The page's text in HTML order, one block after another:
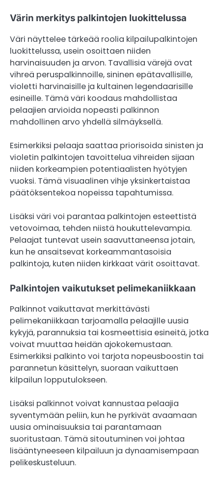
Värin merkitys palkintojen luokittelussa
Väri näyttelee tärkeää roolia kilpailupalkintojen
luokittelussa, usein osoittaen niiden
harvinaisuuden ja arvon. Tavallisia värejä ovat
vihreä peruspalkinnoille, sininen epätavallisille,
violetti harvinaisille ja kultainen legendaarisille
esineille. Tämä väri koodaus mahdollistaa
pelaajien arvioida nopeasti palkinnon
mahdollinen arvo yhdellä silmäyksellä.
Esimerkiksi pelaaja saattaa priorisoida sinisten ja
violetin palkintojen tavoittelua vihreiden sijaan
niiden korkeampien potentiaalisten hyötyjen
vuoksi. Tämä visuaalinen vihje yksinkertaistaa
päätöksentekoa nopeissa tapahtumissa.
Lisäksi väri voi parantaa palkintojen esteettistä
vetovoimaa, tehden niistä houkuttelevampia.
Pelaajat tuntevat usein saavuttaneensa jotain,
kun he ansaitsevat korkeammantasoisia
palkintoja, kuten niiden kirkkaat värit osoittavat.
Palkintojen vaikutukset pelimekaniikkaan
Palkinnot vaikuttavat merkittävästi
pelimekaniikkaan tarjoamalla pelaajille uusia
kykyjä, parannuksia tai kosmeettisia esineitä, jotka
voivat muuttaa heidän ajokokemustaan.
Esimerkiksi palkinto voi tarjota nopeusboostin tai
parannetun käsittelyn, suoraan vaikuttaen
kilpailun lopputulokseen.
Lisäksi palkinnot voivat kannustaa pelaajia
syventymään peliin, kun he pyrkivät avaamaan
uusia ominaisuuksia tai parantamaan
suoritustaan. Tämä sitoutuminen voi johtaa
lisääntyneeseen kilpailuun ja dynaamisempaan
pelikeskusteluun.